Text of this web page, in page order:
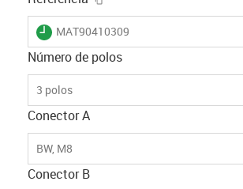
igus-icon-lieferzeit
MAT90410309
Número de polos
3 polos
Conector A
BW, M8
Conector B